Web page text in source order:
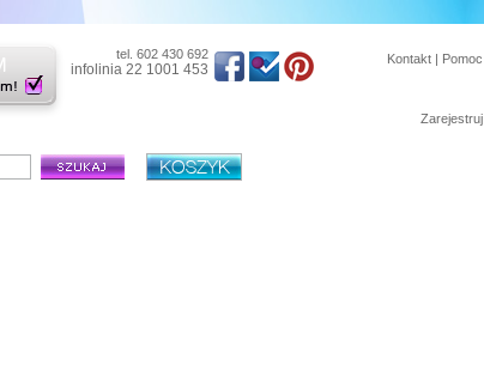
Kontakt| Pomoc
tel. 602 430 692
infolinia 22 1001 453